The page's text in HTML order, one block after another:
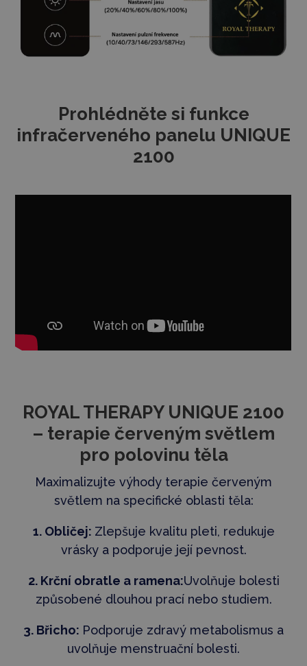
Prohlédněte si funkce
infračerveného panelu UNIQUE
2100
ROYAL THERAPY UNIQUE 2100
– terapie červeným světlem
pro polovinu těla
Maximalizujte výhody terapie červeným
světlem na specifické oblasti těla:
1. Obličej: Zlepšuje kvalitu pleti, redukuje
vrásky a podporuje její pevnost.
2. Krční obratle a ramena:Uvolňuje bolesti
způsobené dlouhou prací nebo studiem.
3. Břicho: Podporuje zdravý metabolismus a
uvolňuje menstruační bolesti.